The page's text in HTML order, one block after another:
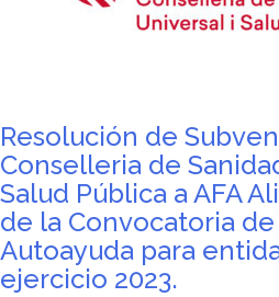
Resolución de
Conselleria de
Salud Pública a AFA
de la Convocatoria de
Autoayuda para
ejercicio 2023.